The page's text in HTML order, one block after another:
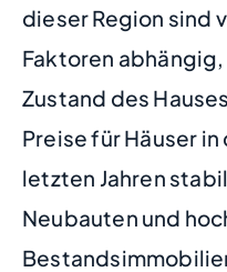
dieser Region sind
Faktoren
Zustand des
Preise für Häuser
letzten Jahren
Neubauten und